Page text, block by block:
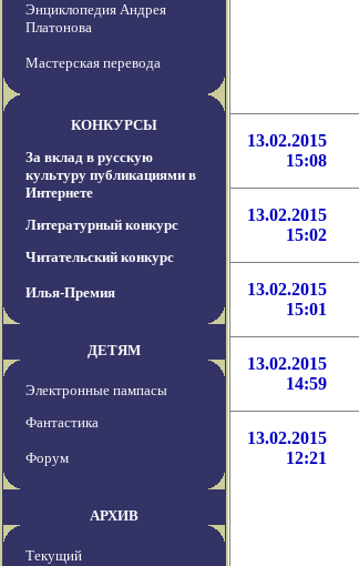
Энциклопедия Андрея
Платонова
Мастерская перевода
КОНКУРСЫ
За вклад в русскую
культуру публикациями в
Интернете
Литературный конкурс
Читательский конкурс
Илья-Премия
ДЕТЯМ
Электронные пампасы
Фантастика
Форум
АРХИВ
Текущий
13.02.2015
15:08
13.02.2015
15:02
13.02.2015
15:01
13.02.2015
14:59
13.02.2015
12:21